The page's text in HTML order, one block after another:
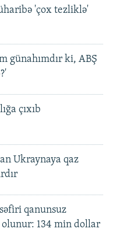
'çox tezliklə'
günahımdır ki, ABŞ
çıxıb
Ukraynaya qaz
qanunsuz
134 min dollar